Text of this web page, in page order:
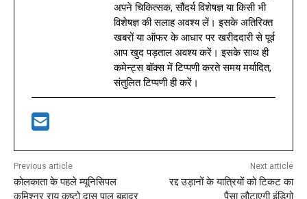
अपने चिकित्सक, सौंदर्य विशेषज्ञ या किसी भी
विशेषज्ञ की सलाह अवश्य लें। इसके अतिरिक्त
खबरों या ऑफर के आधार पर खरीददारी से पूर्व
आप खुद पड़ताल अवश्य करें। इसके साथ ही
कमेन्ट्स बॉक्स में टिप्पणी करते समय मर्यादित,
संतुलित टिप्पणी ही करें।
Previous article
कोलकाता के पहले म्यूनिसिपल
कमिश्नर राय कृष्टो दास पाल बहादुर
Next article
रद्द उड़ानों के यात्रियों को टिकट का
पैसा लौटाएगी इंडिगो